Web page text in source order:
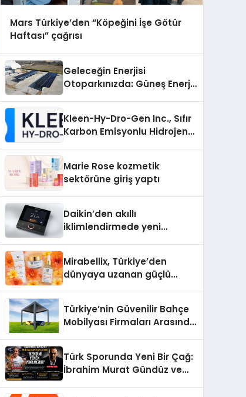
Mars Türkiye’den “Köpeğini İşe Götür
Haftası” çağrısı
Geleceğin Enerjisi
Otoparkınızda: Güneş Enerjili
Kleen-Hy-Dro-Gen Inc., Sıfır
Karbon Emisyonlu Hidrojen
Aldı
Marie Rose kozmetik
sektörüne giriş yaptı
Daikin’den akıllı
iklimlendirmede yeni
Mirabellix, Türkiye’den
dünyaya uzanan güçlü
Türkiye’nin Güvenilir Bahçe
Mobilyası Firmaları Arasında
Türk Sporunda Yeni Bir Çağ:
İbrahim Murat Gündüz ve